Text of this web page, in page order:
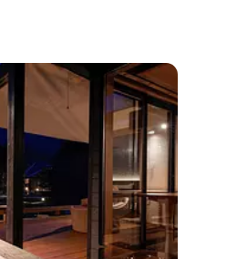
に多数の飲食店や物販